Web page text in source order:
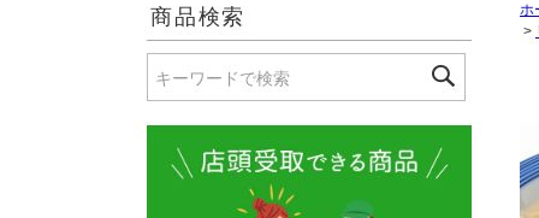
ホ
>
商品検索